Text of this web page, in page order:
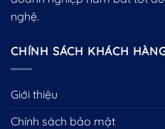
nghệ.
CHÍNH SÁCH KHÁCH
Giới thiệu
Chính sách bảo mật